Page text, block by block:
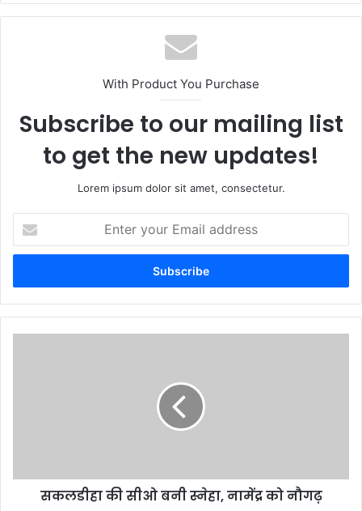
With Product You Purchase
Subscribe to our mailing list
to get the new updates!
Lorem ipsum dolor sit amet, consectetur.
your
Email
सकलडीहा की सीओ बनी स्नेहा, नामेंद्र को नौगढ़